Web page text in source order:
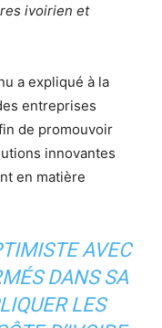
ivoirien et
a expliqué à la
entreprises
de promouvoir
innovantes
en matière
AVEC
DANS SA
LES